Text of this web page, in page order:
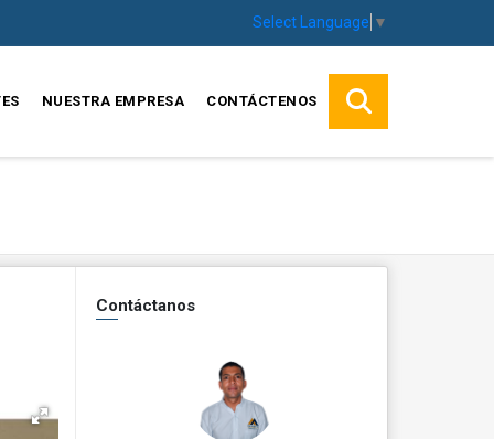
Select Language ▼
NUESTRA EMPRESA CONTÁCTENOS
Contáctanos